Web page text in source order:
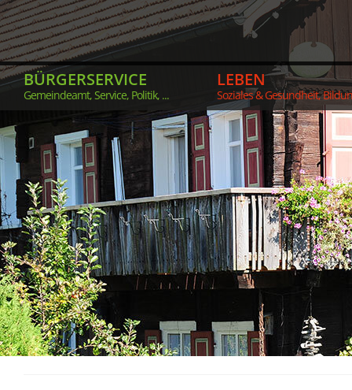
BÜRGERSERVICE
Gemeindeamt, Service, Politik, ...
LEBEN
Soziales & Gesundheit,